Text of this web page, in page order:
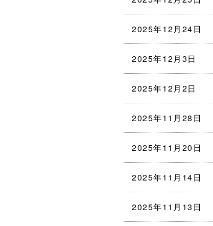
2025年12月24日
2025年12月3日
2025年12月2日
2025年11月28日
2025年11月20日
2025年11月14日
2025年11月13日